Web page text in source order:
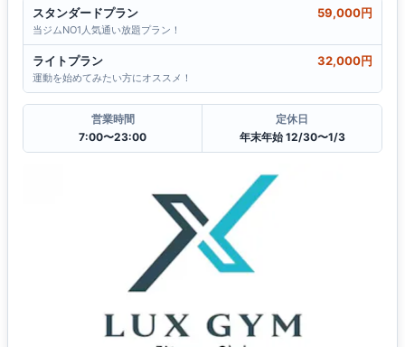
スタンダードプラン 59,000円
当ジムNO1人気通い放題プラン！
ライトプラン 32,000円
運動を始めてみたい方にオススメ！
営業時間
7:00〜23:00
定休日
年末年始 12/30〜1/3